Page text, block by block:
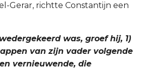
Gerar, richtte Constantijn een
was, groef hij, 1)
van zijn vader volgende
vernieuwende, die